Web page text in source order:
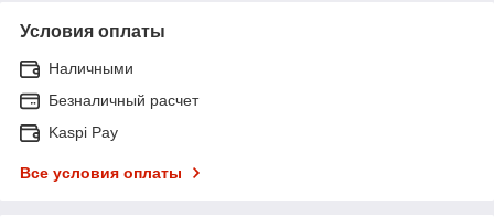
Условия оплаты
Наличными
Безналичный расчет
Kaspi Pay
Все условия оплаты